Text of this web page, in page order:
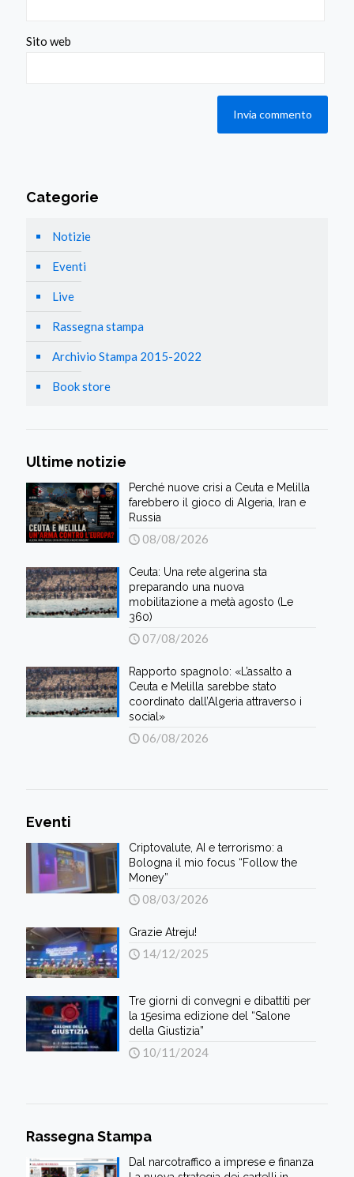
Sito web
Categorie
Notizie
Eventi
Live
Rassegna stampa
Archivio Stampa 2015-2022
Book store
Ultime notizie
Perché nuove crisi a Ceuta e Melilla
farebbero il gioco di Algeria, Iran e
Russia
08/08/2026
Ceuta: Una rete algerina sta
preparando una nuova
mobilitazione a metà agosto (Le
360)
07/08/2026
Rapporto spagnolo: «L’assalto a
Ceuta e Melilla sarebbe stato
coordinato dall’Algeria attraverso i
social»
06/08/2026
Eventi
Criptovalute, AI e terrorismo: a
Bologna il mio focus “Follow the
Money”
08/03/2026
Grazie Atreju!
14/12/2025
Tre giorni di convegni e dibattiti per
la 15esima edizione del “Salone
della Giustizia”
10/11/2024
Rassegna Stampa
Dal narcotraffico a imprese e finanza